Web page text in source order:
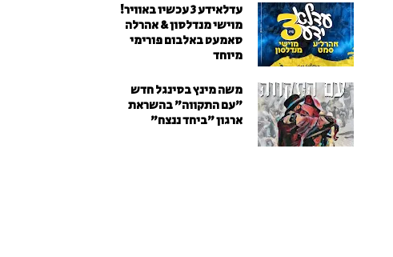
עדלאידע 3 עכשיו באוויר!
מוישי מנדלסון & אהרלה
סאמעט באלבום פורימי
מיוחד
משה מינץ בסינגל חדש
״עם התקווה״ בהשראת
ארגון "ביחד ננצח"